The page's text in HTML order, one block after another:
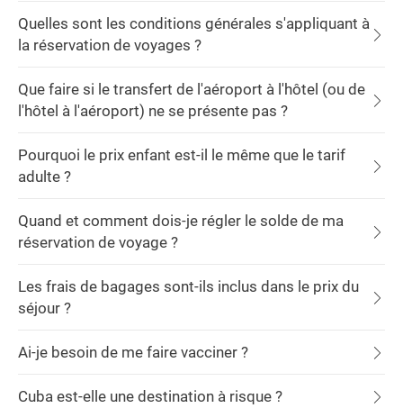
Quelles sont les conditions générales s'appliquant à
la réservation de voyages ?
Que faire si le transfert de l'aéroport à l'hôtel (ou de
l'hôtel à l'aéroport) ne se présente pas ?
Pourquoi le prix enfant est-il le même que le tarif
adulte ?
Quand et comment dois-je régler le solde de ma
réservation de voyage ?
Les frais de bagages sont-ils inclus dans le prix du
séjour ?
Ai-je besoin de me faire vacciner ?
Cuba est-elle une destination à risque ?